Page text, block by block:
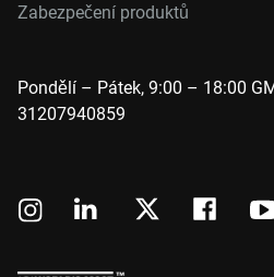
Zabezpečení produktů
Pondělí – Pátek, 9:00 – 18:00
31207940859